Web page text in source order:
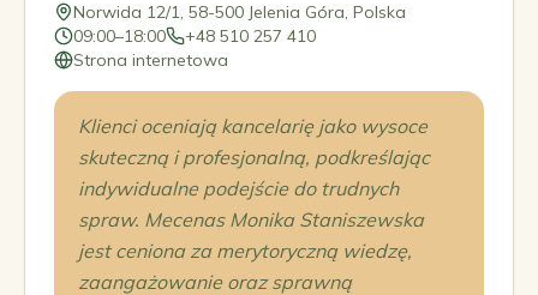
Norwida 12/1, 58-500 Jelenia Góra, Polska
09:00–18:00
+48 510 257 410
Strona internetowa
Klienci oceniają kancelarię jako wysoce
skuteczną i profesjonalną, podkreślając
indywidualne podejście do trudnych
spraw. Mecenas Monika Staniszewska
jest ceniona za merytoryczną wiedzę,
zaangażowanie oraz sprawną